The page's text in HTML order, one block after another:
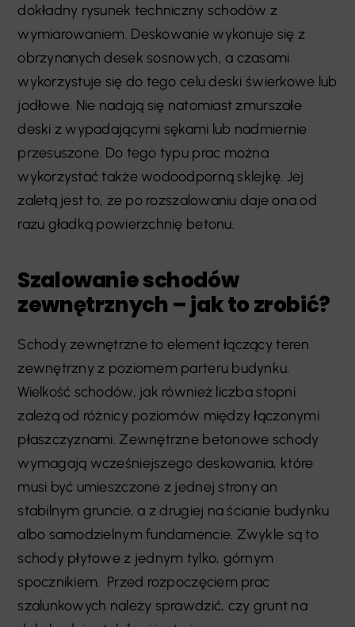
dokładny rysunek techniczny schodów z
wymiarowaniem. Deskowanie wykonuje się z
obrzynanych desek sosnowych, a czasami
wykorzystuje się do tego celu deski świerkowe lub
jodłowe. Nie nadają się natomiast zmurszałe
deski z wypadającymi sękami lub nadmiernie
przesuszone. Do tego typu prac można
wykorzystać także wodoodporną sklejkę. Jej
zaletą jest to, że po rozszalowaniu daje ona od
razu gładką powierzchnię betonu.
Szalowanie schodów
zewnętrznych – jak to zrobić?
Schody zewnętrzne to element łączący teren
zewnętrzny z poziomem parteru budynku.
Wielkość schodów, jak również liczba stopni
zależą od różnicy poziomów między łączonymi
płaszczyznami. Zewnętrzne betonowe schody
wymagają wcześniejszego deskowania, które
musi być umieszczone z jednej strony an
stabilnym gruncie, a z drugiej na ścianie budynku
albo samodzielnym fundamencie. Zwykle są to
schody płytowe z jednym tylko, górnym
spocznikiem. Przed rozpoczęciem prac
szalunkowych należy sprawdzić, czy grunt na